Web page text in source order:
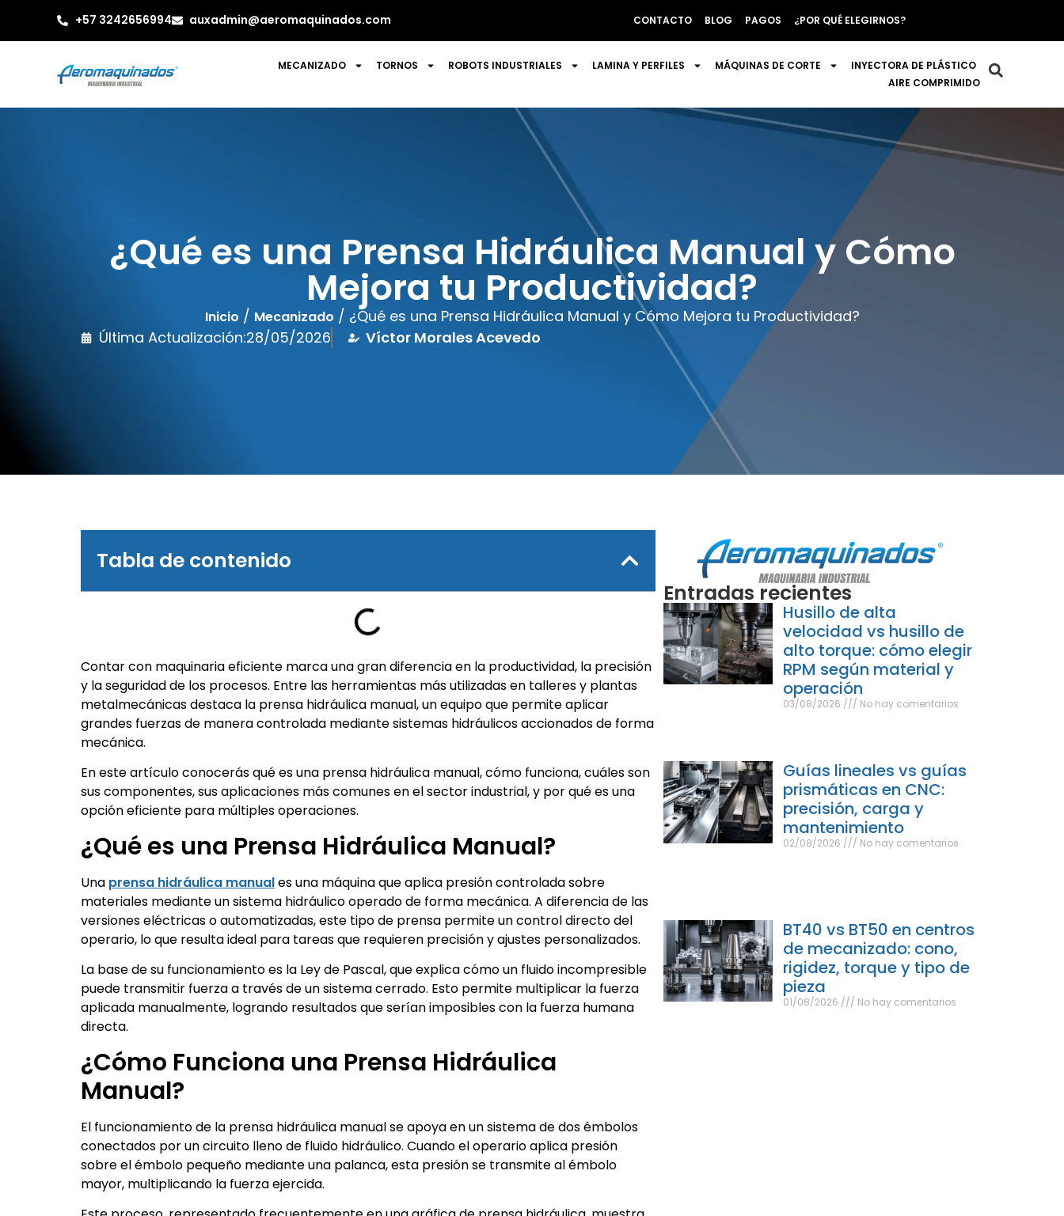
+57 3242656994 auxadmin@aeromaquinados.com CONTACTO BLOG PAGOS ¿POR QUÉ ELEGIRNOS?
MECANIZADO TORNOS ROBOTS INDUSTRIALES LAMINA Y PERFILES MÁQUINAS DE CORTE
INYECTORA DE PLÁSTICO
AIRE COMPRIMIDO
¿Qué es una Prensa Hidráulica Manual y Cómo
Mejora tu Productividad?
Inicio / Mecanizado / ¿Qué es una Prensa Hidráulica Manual y Cómo Mejora tu Productividad?
Última Actualización:28/05/2026 Víctor Morales Acevedo
Tabla de contenido
Contar con maquinaria eficiente marca una gran diferencia en la productividad, la precisión
y la seguridad de los procesos. Entre las herramientas más utilizadas en talleres y plantas
metalmecánicas destaca la prensa hidráulica manual, un equipo que permite aplicar
grandes fuerzas de manera controlada mediante sistemas hidráulicos accionados de forma
mecánica.
En este artículo conocerás qué es una prensa hidráulica manual, cómo funciona, cuáles son
sus componentes, sus aplicaciones más comunes en el sector industrial, y por qué es una
opción eficiente para múltiples operaciones.
¿Qué es una Prensa Hidráulica Manual?
Una prensa hidráulica manuales una máquina que aplica presión controlada sobre
materiales mediante un sistema hidráulico operado de forma mecánica. A diferencia de las
versiones eléctricas o automatizadas, este tipo de prensa permite un control directo del
operario, lo que resulta ideal para tareas que requieren precisión y ajustes personalizados.
La base de su funcionamiento es la Ley de Pascal, que explica cómo un fluido incompresible
puede transmitir fuerza a través de un sistema cerrado. Esto permite multiplicar la fuerza
aplicada manualmente, logrando resultados que serían imposibles con la fuerza humana
directa.
¿Cómo Funciona una Prensa Hidráulica
Manual?
El funcionamiento de la prensa hidráulica manual se apoya en un sistema de dos émbolos
conectados por un circuito lleno de fluido hidráulico. Cuando el operario aplica presión
sobre el émbolo pequeño mediante una palanca, esta presión se transmite al émbolo
mayor, multiplicando la fuerza ejercida.
Entradas recientes
Husillo de alta
velocidad vs husillo de
alto torque: cómo elegir
RPM según material y
operación
03/08/2026 No hay comentarios
Guías lineales vs guías
prismáticas en CNC:
precisión, carga y
mantenimiento
02/08/2026 No hay comentarios
BT40 vs BT50 en centros
de mecanizado: cono,
rigidez, torque y tipo de
pieza
01/08/2026 No hay comentarios